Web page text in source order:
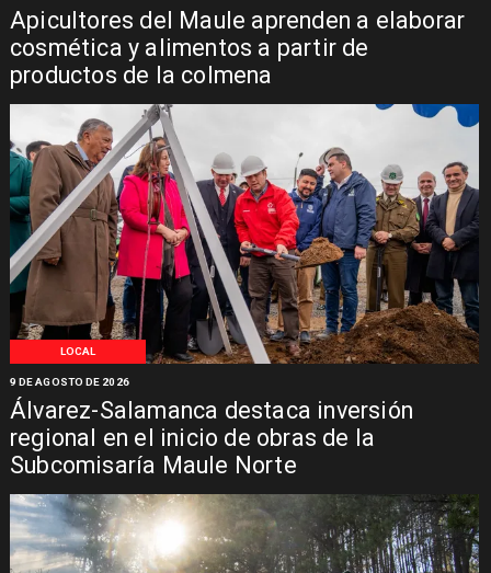
Apicultores del Maule aprenden a elaborar
cosmética y alimentos a partir de
productos de la colmena
LOCAL
Álvarez-Salamanca destaca inversión
regional en el inicio de obras de la
Subcomisaría Maule Norte
9 DE AGOSTO DE 2026